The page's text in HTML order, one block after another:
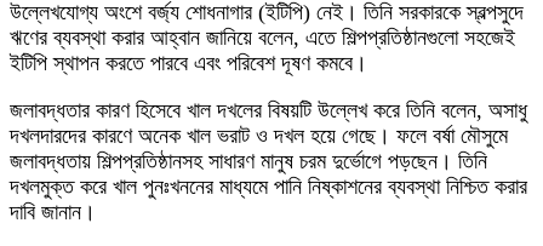
উল্লেখযোগ্য অংশে বর্জ্য শোধনাগার (ইটিপি) নেই। তিনি সরকারকে স্বল্পসুদে
ঋণের ব্যবস্থা করার আহ্বান জানিয়ে বলেন, এতে শিল্পপ্রতিষ্ঠানগুলো সহজেই
ইটিপি স্থাপন করতে পারবে এবং পরিবেশ দূষণ কমবে।
জলাবদ্ধতার কারণ হিসেবে খাল দখলের বিষয়টি উল্লেখ করে তিনি বলেন, অসাধু
দখলদারদের কারণে অনেক খাল ভরাট ও দখল হয়ে গেছে। ফলে বর্ষা মৌসুমে
জলাবদ্ধতায় শিল্পপ্রতিষ্ঠানসহ সাধারণ মানুষ চরম দুর্ভোগে পড়ছেন। তিনি
দখলমুক্ত করে খাল পুনঃখননের মাধ্যমে পানি নিষ্কাশনের ব্যবস্থা নিশ্চিত করার
দাবি জানান।